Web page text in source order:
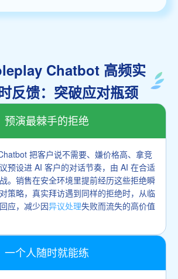
Chatbot 高频实
反馈：突破应对瓶颈
预演最棘手的拒绝
把客户说不需要、嫌价格高、拿竞
预设进 AI 客户的对话节奏，由 AI 在合适
。销售在安全环境里提前经历这些拒绝瞬
策略，真实拜访遇到同样的拒绝时，从临
应，减少因异议处理失败而流失的高价值
一个人随时就能练